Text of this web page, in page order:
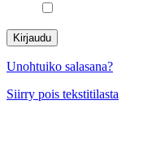
Unohtuiko salasana?
Siirry pois tekstitilasta